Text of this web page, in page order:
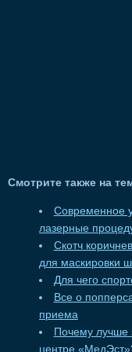
Смотрите также на
Современное
лазерные
Скотч
для маскировки
Для чего
Все о
приема
Почему лучше
центре